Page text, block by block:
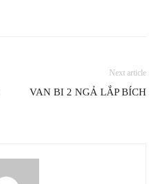
Next article
VAN BI 2 NGẢ LẮP BÍCH